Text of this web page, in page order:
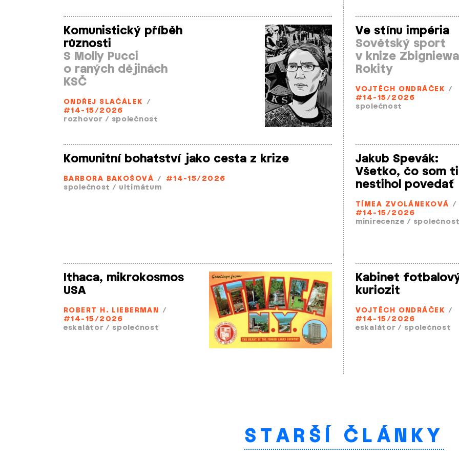
Komunistický příběh
různosti
S Molly Pucci
o raných dějinách
KSČ
ONDŘEJ SLAČÁLEK /
#14-15/2026
rozhovor / společnost
Ve stínu impéria
Sovětský sport
v knize Zbigniewa
Rokity
VOJTĚCH ONDRÁČEK /
#14-15/2026
společnost
Komunitní bohatství jako cesta z krize
BARBORA BAKOŠOVÁ /
#14-15/2026
společnost / ultimátum
Jakub Spevák:
Všetko, čo som ti
nestihol povedať
TÍMEA ZVOLÁNEKOVÁ /
#14-15/2026
minirecenze /
Ithaca, mikrokosmos
USA
ROBERT H. LIEBERMAN /
#14-15/2026
eskalátor / společnost
Kabinet
kuriozit
VOJTĚCH ONDRÁČEK /
#14-15/2026
eskalátor / společnost
STARŠÍ ČLÁNKY